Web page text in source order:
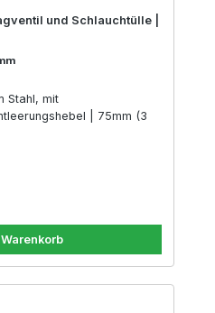
und Schlauchtülle |
Stahl, mit
| 75mm (3